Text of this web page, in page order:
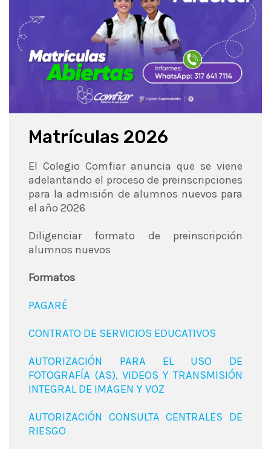
Matrículas 2026
El Colegio Comfiar anuncia que se viene
adelantando el proceso de preinscripciones
para la admisión de alumnos nuevos para
el año 2026
Diligenciar formato de preinscripción
alumnos nuevos
Formatos
PAGARÉ
CONTRATO DE SERVICIOS EDUCATIVOS
AUTORIZACIÓN PARA EL USO DE
FOTOGRAFÍA (AS), VIDEOS Y TRANSMISIÓN
INTEGRAL DE IMAGEN Y VOZ
AUTORIZACIÓN CONSULTA CENTRALES DE
RIESGO